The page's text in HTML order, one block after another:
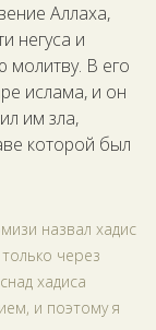
Аллаха,
негуса и
молитву. В его
ислама, и он
им зла,
которой был
назвал хадис
через
хадиса
и поэтому я